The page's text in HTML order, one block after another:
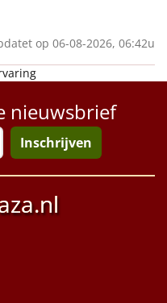
op 06-08-2026, 06:42u
nieuwsbrief
Inschrijven